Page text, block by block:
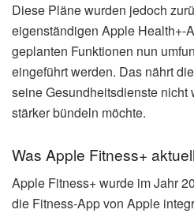
Diese Pläne wurden jedoch
eigenständigen Apple Health+-
geplanten Funktionen nun
eingeführt werden. Das nährt
seine Gesundheitsdienste nicht
stärker bündeln möchte.
Was Apple Fitness+
Apple Fitness+ wurde im Jahr
die Fitness-App von Apple